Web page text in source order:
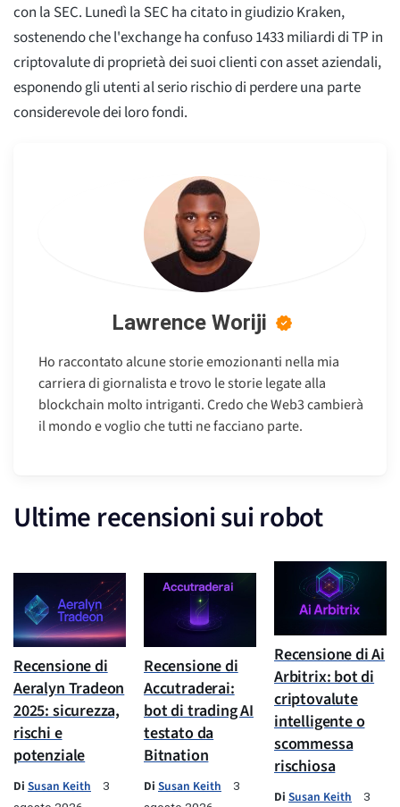
con la SEC. Lunedì la SEC ha citato in giudizio Kraken,
sostenendo che l'exchange ha confuso 1433 miliardi di TP in
criptovalute di proprietà dei suoi clienti con asset aziendali,
esponendo gli utenti al serio rischio di perdere una parte
considerevole dei loro fondi.
Lawrence Woriji
Ho raccontato alcune storie emozionanti nella mia
carriera di giornalista e trovo le storie legate alla
blockchain molto intriganti. Credo che Web3 cambierà
il mondo e voglio che tutti ne facciano parte.
Ultime recensioni sui robot
Recensione di
Aeralyn Tradeon
2025: sicurezza,
rischi e
potenziale
Di Susan Keith
3
Recensione di
Accutraderai:
bot di trading AI
testato da
Bitnation
Di Susan Keith
3
Recensione di Ai
Arbitrix: bot di
criptovalute
intelligente o
scommessa
rischiosa
Di Susan Keith
3